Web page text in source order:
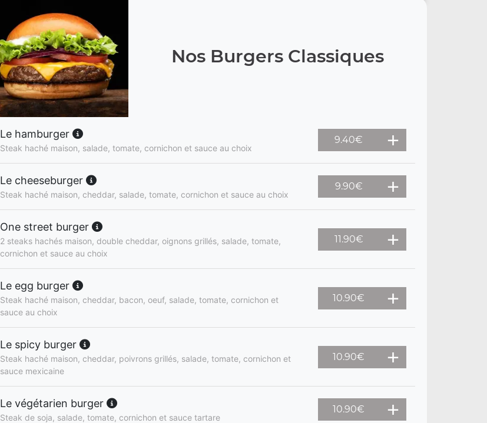
Nos Burgers Classiques
Le hamburger
Steak haché maison, salade, tomate, cornichon et sauce au choix
9.40€
Le cheeseburger
Steak haché maison, cheddar, salade, tomate, cornichon et sauce au choix
9.90€
One street burger
2 steaks hachés maison, double cheddar, oignons grillés, salade, tomate,
cornichon et sauce au choix
11.90€
Le egg burger
Steak haché maison, cheddar, bacon, oeuf, salade, tomate, cornichon et
sauce au choix
10.90€
Le spicy burger
Steak haché maison, cheddar, poivrons grillés, salade, tomate, cornichon et
sauce mexicaine
10.90€
Le végétarien burger
Steak de soja, salade, tomate, cornichon et sauce tartare
10.90€